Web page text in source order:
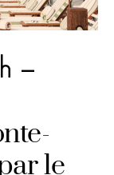
–
le